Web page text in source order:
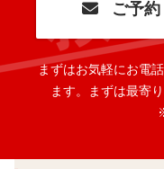
ご予
まずはお気軽にお電話
ます。
まずは最寄